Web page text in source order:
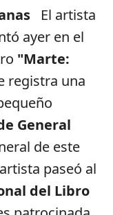
El artista
ayer en el
"Marte:
registra una
General
de este
paseó al
del Libro